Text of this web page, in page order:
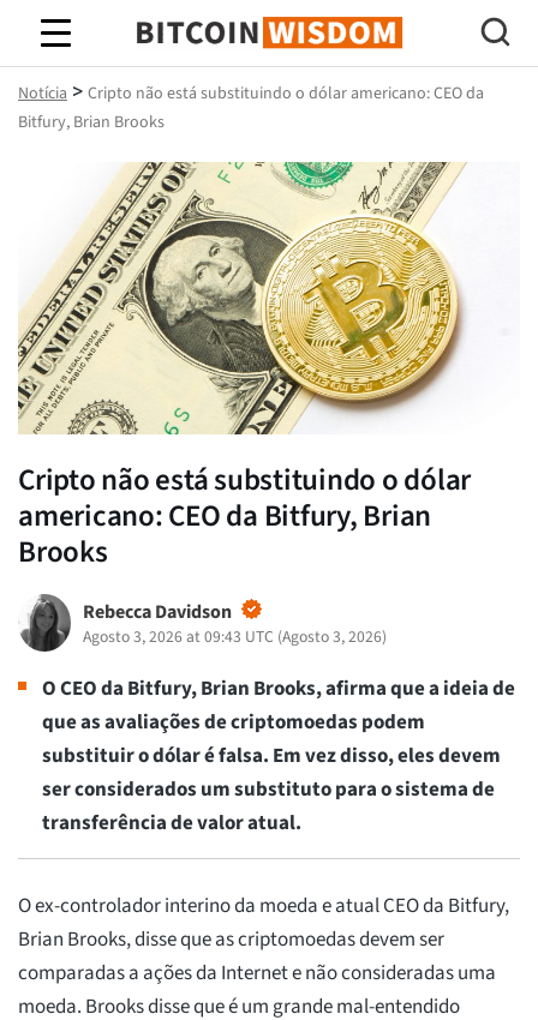
Sabedoria do Bitcoin
Notícia > Cripto não está substituindo o dólar americano: CEO da
Bitfury, Brian Brooks
Cripto não está substituindo o dólar
americano: CEO da Bitfury, Brian
Brooks
Rebecca Davidson
Agosto 3, 2026 at 09:43 UTC (Agosto 3, 2026)
O CEO da Bitfury, Brian Brooks, afirma que a ideia de
que as avaliações de criptomoedas podem
substituir o dólar é falsa. Em vez disso, eles devem
ser considerados um substituto para o sistema de
transferência de valor atual.
O ex-controlador interino da moeda e atual CEO da Bitfury,
Brian Brooks, disse que as criptomoedas devem ser
comparadas a ações da Internet e não consideradas uma
moeda. Brooks disse que é um grande mal-entendido